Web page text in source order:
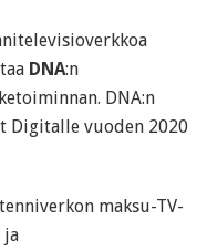
DNA:n
DNA:n
Digitalle vuoden 2020
maksu-TV-
ja